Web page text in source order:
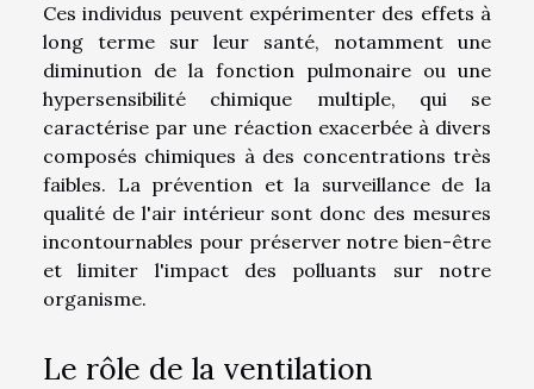
Ces individus peuvent expérimenter des effets à
long terme sur leur santé, notamment une
diminution de la fonction pulmonaire ou une
hypersensibilité chimique multiple, qui se
caractérise par une réaction exacerbée à divers
composés chimiques à des concentrations très
faibles. La prévention et la surveillance de la
qualité de l'air intérieur sont donc des mesures
incontournables pour préserver notre bien-être
et limiter l'impact des polluants sur notre
organisme.
Le rôle de la ventilation